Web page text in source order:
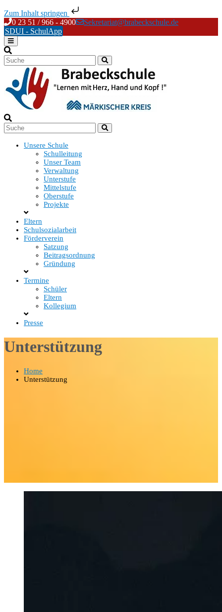
Zum Inhalt springen
Skip
to
content
0 23 51 / 966 - 4900
Sekretariat@brabeckschule.de
SDUI - SchulApp
Unsere Schule
Schulleitung
Unser Team
Verwaltung
Unterstufe
Mittelstufe
Oberstufe
Projekte
Eltern
Schulsozialarbeit
Förderverein
Satzung
Beitragsordnung
Gründung
Termine
Schüler
Eltern
Kollegium
Presse
Unterstützung
Home
Unterstützung